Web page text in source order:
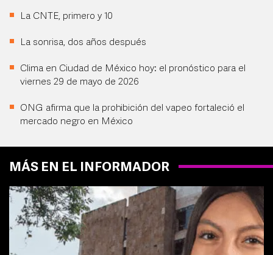
La CNTE, primero y 10
La sonrisa, dos años después
Clima en Ciudad de México hoy: el pronóstico para el
viernes 29 de mayo de 2026
ONG afirma que la prohibición del vapeo fortaleció el
mercado negro en México
MÁS EN EL INFORMADOR